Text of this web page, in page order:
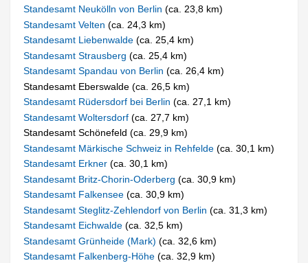
Standesamt Neukölln von Berlin(ca. 23,8 km)
Standesamt Velten(ca. 24,3 km)
Standesamt Liebenwalde(ca. 25,4 km)
Standesamt Strausberg(ca. 25,4 km)
Standesamt Spandau von Berlin(ca. 26,4 km)
Standesamt Eberswalde (ca. 26,5 km)
Standesamt Rüdersdorf bei Berlin(ca. 27,1 km)
Standesamt Woltersdorf(ca. 27,7 km)
Standesamt Schönefeld (ca. 29,9 km)
Standesamt Märkische Schweiz in Rehfelde(ca. 30,1 km)
Standesamt Erkner(ca. 30,1 km)
Standesamt Britz-Chorin-Oderberg(ca. 30,9 km)
Standesamt Falkensee(ca. 30,9 km)
Standesamt Steglitz-Zehlendorf von Berlin(ca. 31,3 km)
Standesamt Eichwalde(ca. 32,5 km)
Standesamt Grünheide (Mark)(ca. 32,6 km)
Standesamt Falkenberg-Höhe(ca. 32,9 km)